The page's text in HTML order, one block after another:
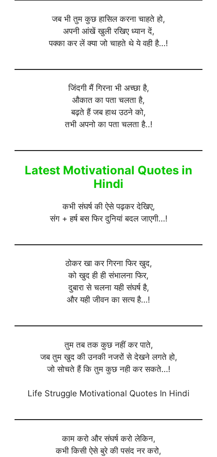
जब भी तुम कुछ हासिल करना चाहते हो,
अपनी आंखें खुली रखिए ध्यान दें,
पक्का कर लें क्या जो चाहते थे ये वही है…!
जिंदगी मैं गिरना भी अच्छा है,
औकात का पता चलता है,
बढ़ते हैं जब हाथ उठने को,
तभी अपनो का पता चलता है..!
Latest Motivational Quotes in
Hindi
कभी संघर्ष की ऐसे पढ़कर देखिए,
संग + हर्ष बस फिर दुनियां बदल जाएगी…!
ठोकर खा कर गिरना फिर खुद,
को खुद ही ही संभालना फिर,
दुबारा से चलना यही संघर्ष है,
और यही जीवन का सत्य है…!
तुम तब तक कुछ नहीं कर पाते,
जब तुम खुद की उनकी नजरों से देखने लगते हो,
जो सोचते हैं कि तुम कुछ नही कर सकते…!
Life Struggle Motivational Quotes In Hindi
काम करो और संघर्ष करो लेकिन,
कभी किसी ऐसे बुरे की पसंद नर करो,